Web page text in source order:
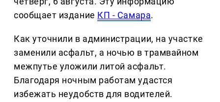
сообщает издание КП - Самара.
Как уточнили в администрации, на участке
заменили асфальт, а ночью в трамвайном
межпутье уложили литой асфальт.
Благодаря ночным работам удастся
избежать неудобств для водителей.